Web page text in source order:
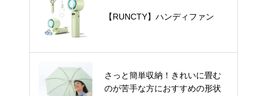
【RUNCTY】ハンディファン
さっと簡単収納！きれいに畳む
のが苦手な方におすすめの形状